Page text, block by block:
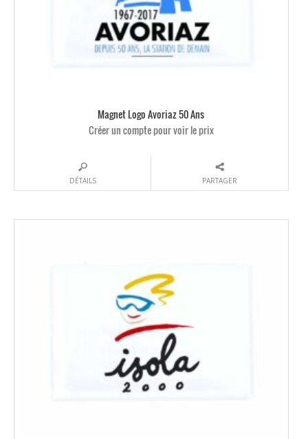
Magnet Logo Avoriaz 50 Ans
Créer un compte pour voir le prix
DÉTAILS PARTAGER